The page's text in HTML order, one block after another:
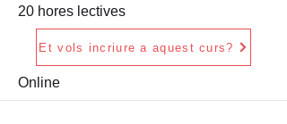
20 hores lectives
Et vols incriure a aquest curs?
Online